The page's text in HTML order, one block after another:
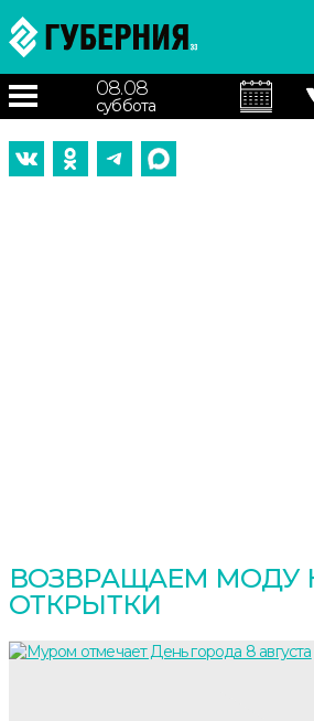
08.08
суббота
ВОЗВРАЩАЕМ МОДУ
ОТКРЫТКИ